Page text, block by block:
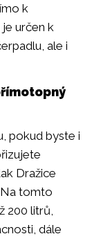
k
určen k
ale i
pokud byste i
Dražice
tomto
200 litrů,
dále